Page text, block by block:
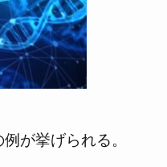
が挙げられる。